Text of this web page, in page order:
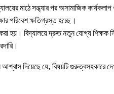
মাঠে সন্ধ্যার পর অসামাজিক
পরিবেশ ক্ষতিগ্রস্ত হচ্ছে।
হয়। বিদ্যালয়ে দ্রুত নতুন যোগ্য শিক্ষক
দিয়েছে যে, বিষয়টি গুরুত্বসহকারে